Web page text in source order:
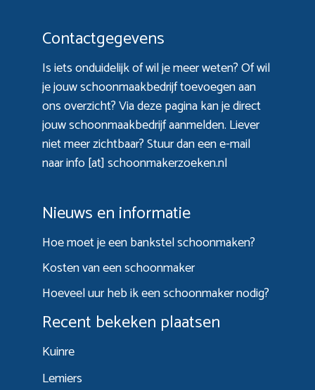
Contactgegevens
Is iets onduidelijk of wil je meer weten? Of wil
je jouw schoonmaakbedrijf toevoegen aan
ons overzicht? Viadeze paginakan je direct
jouw schoonmaakbedrijf aanmelden. Liever
niet meer zichtbaar? Stuur dan een e-mail
naar info [at] schoonmakerzoeken.nl
Nieuws en informatie
Hoe moet je een bankstel schoonmaken?
Kosten van een schoonmaker
Hoeveel uur heb ik een schoonmaker nodig?
Recent bekeken plaatsen
Kuinre
Lemiers